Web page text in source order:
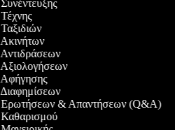
Ακινήτων
Αντιδράσεων
Αξιολογήσεων
Αφήγησης
Διαφημίσεων
Ερωτήσεων & Απαντήσεων (Q&A)
Καθαρισμού